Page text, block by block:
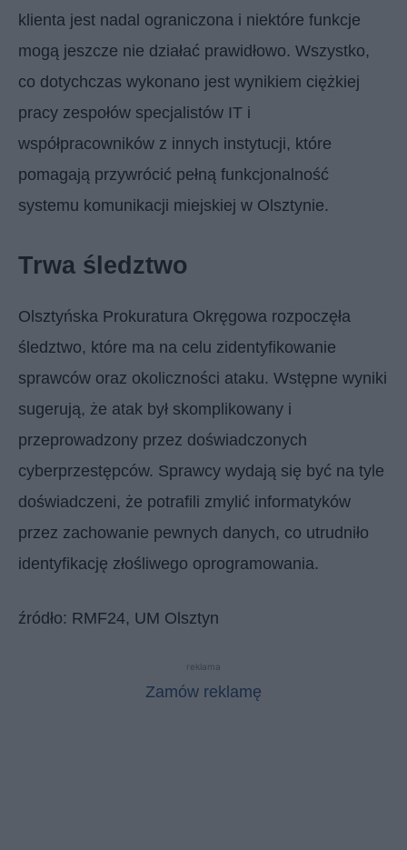
klienta jest nadal ograniczona i niektóre funkcje
mogą jeszcze nie działać prawidłowo. Wszystko,
co dotychczas wykonano jest wynikiem ciężkiej
pracy zespołów specjalistów IT i
współpracowników z innych instytucji, które
pomagają przywrócić pełną funkcjonalność
systemu komunikacji miejskiej w Olsztynie.
Trwa śledztwo
Olsztyńska Prokuratura Okręgowa rozpoczęła
śledztwo, które ma na celu zidentyfikowanie
sprawców oraz okoliczności ataku. Wstępne wyniki
sugerują, że atak był skomplikowany i
przeprowadzony przez doświadczonych
cyberprzestępców. Sprawcy wydają się być na tyle
doświadczeni, że potrafili zmylić informatyków
przez zachowanie pewnych danych, co utrudniło
identyfikację złośliwego oprogramowania.
źródło: RMF24, UM Olsztyn
reklama
Zamów reklamę